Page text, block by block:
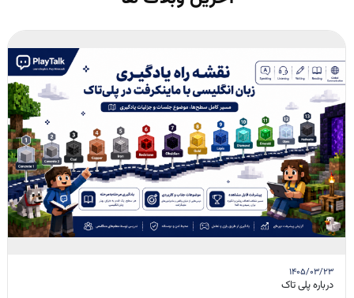
درباره پلی تاک
۱۴۰۵/۰۳/۲۳